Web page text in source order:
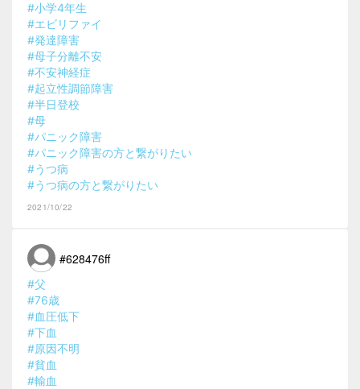
#小学4年生
#エビリファイ
#発達障害
#母子分離不安
#不安神経症
#起立性調節障害
#半日登校
#母
#パニック障害
#パニック障害の方と繋がりたい
#うつ病
#うつ病の方と繋がりたい
2021/10/22
#628476ff
#父
#76歳
#血圧低下
#下血
#原因不明
#貧血
#輸血